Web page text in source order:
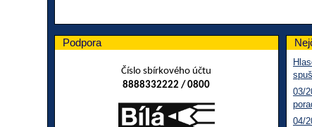
Podpora
Číslo sbírkového účtu
8888332222 / 0800
03/
04/